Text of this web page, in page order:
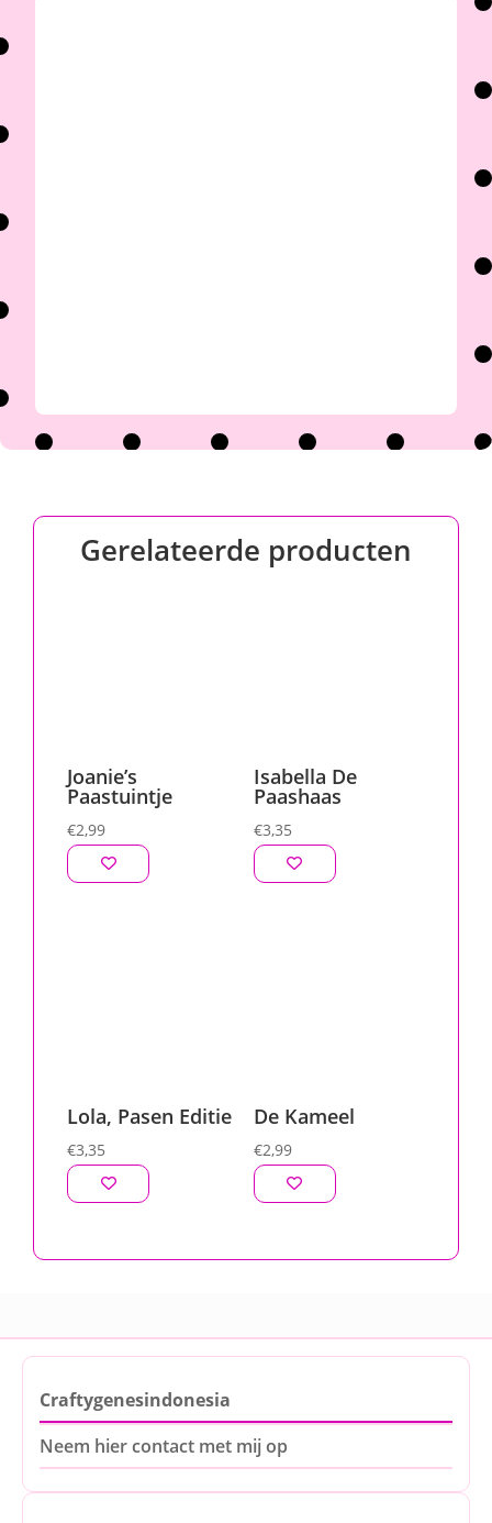
Gerelateerde producten
Joanie’s
Paastuintje
€2,99
Isabella De
Paashaas
€3,35
Lola, Pasen Editie
€3,35
De Kameel
€2,99
Craftygenesindonesia
Neem hier contact met mij op